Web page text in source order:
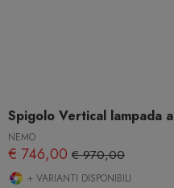
Spigolo Vertical lampada
NEMO
€ 746,00 € 970,00
+ VARIANTI DISPONIBILI